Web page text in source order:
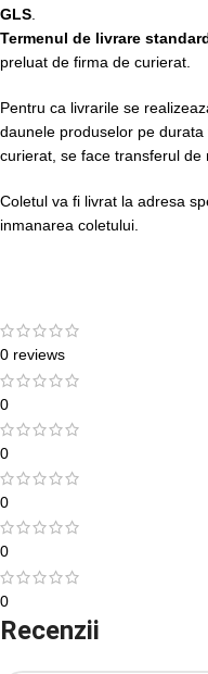
GLS
Termenul de livrare
preluat de firma de curierat.
Pentru ca livrarile se
daunele produselor pe
curierat, se face transferul de
Coletul va fi livrat la adresa
inmanarea coletului.
0 reviews
0
0
0
0
0
Recenzii